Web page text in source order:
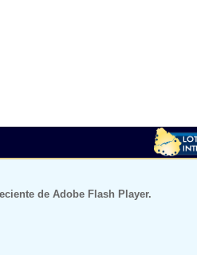
de Adobe Flash Player.